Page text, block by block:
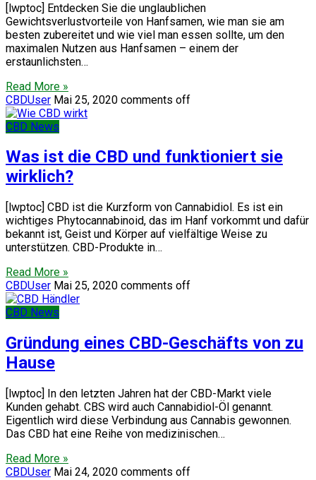
[lwptoc] Entdecken Sie die unglaublichen
Gewichtsverlustvorteile von Hanfsamen, wie man sie am
besten zubereitet und wie viel man essen sollte, um den
maximalen Nutzen aus Hanfsamen – einem der
erstaunlichsten…
Read More »
CBDUser Mai 25, 2020 comments off
CBD News
Was ist die CBD und funktioniert sie
wirklich?
[lwptoc] CBD ist die Kurzform von Cannabidiol. Es ist ein
wichtiges Phytocannabinoid, das im Hanf vorkommt und dafür
bekannt ist, Geist und Körper auf vielfältige Weise zu
unterstützen. CBD-Produkte in…
Read More »
CBDUser Mai 25, 2020 comments off
CBD News
Gründung eines CBD-Geschäfts von zu
Hause
[lwptoc] In den letzten Jahren hat der CBD-Markt viele
Kunden gehabt. CBS wird auch Cannabidiol-Öl genannt.
Eigentlich wird diese Verbindung aus Cannabis gewonnen.
Das CBD hat eine Reihe von medizinischen…
Read More »
CBDUser Mai 24, 2020 comments off